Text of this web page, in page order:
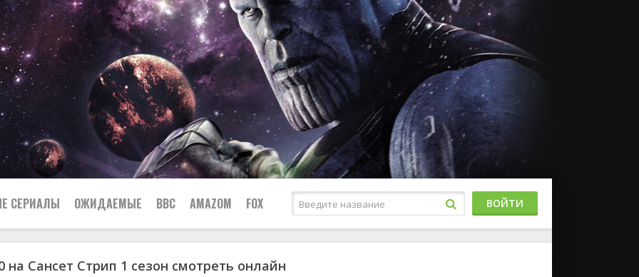
СЕРИАЛЫ
Ужасы
ОЖИДАЕМЫЕ BBC AMAZOM FOX ВОЙТИ
на Сансет Стрип 1 сезон смотреть онлайн